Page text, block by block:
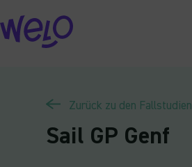
Skip
to
content
Zurück zu den Fallstudien
Sail GP Genf